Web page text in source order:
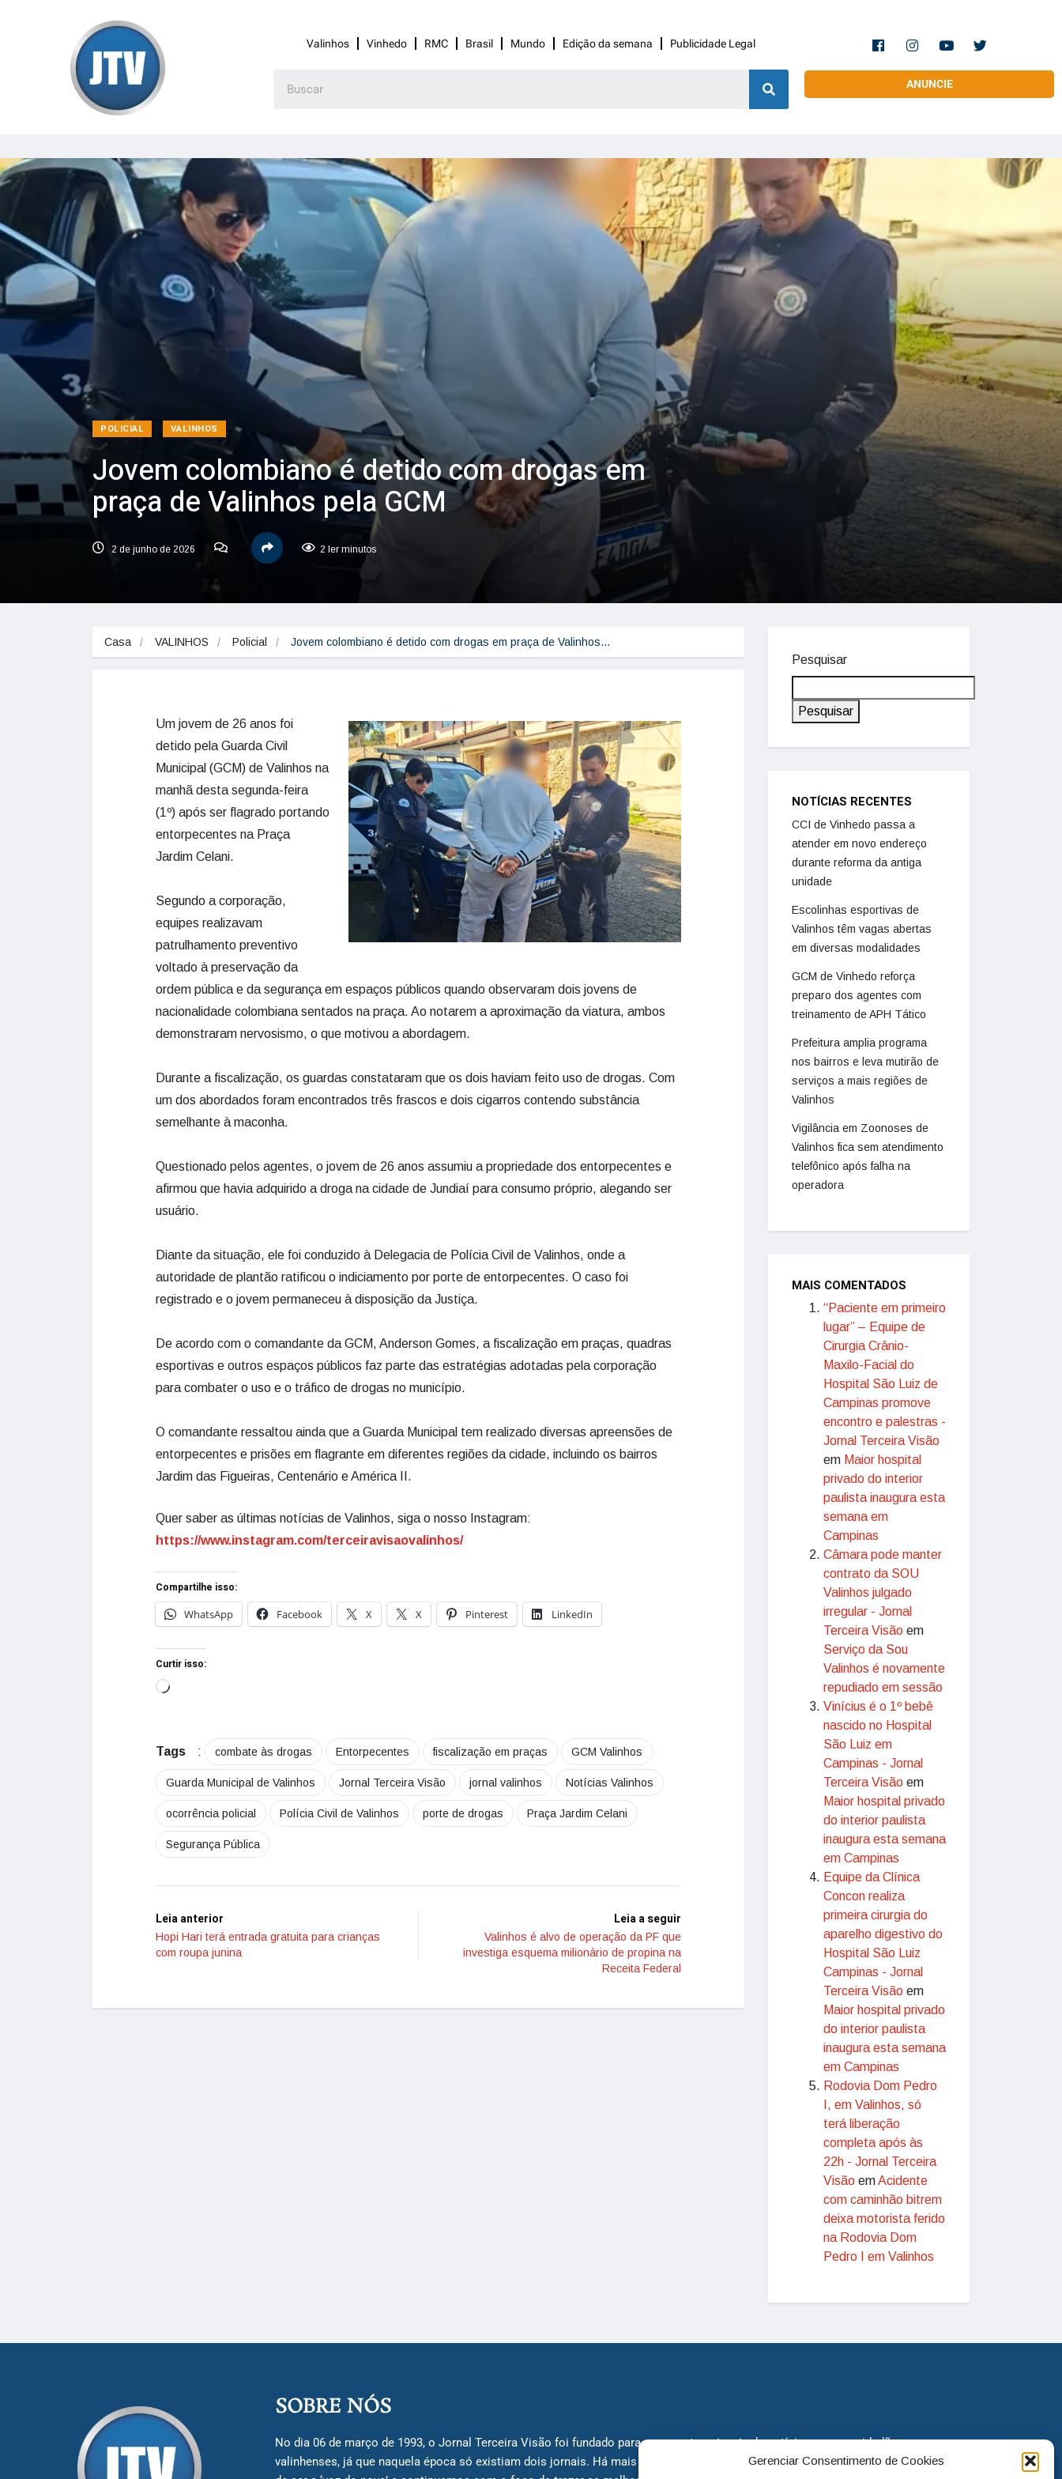
Gerenciar Consentimento de Cookies
Valinhos Vinhedo RMC Brasil Mundo Edição da semana Publicidade Legal
ANUNCIE
POLICIAL VALINHOS
Jovem colombiano é detido com drogas em
praça de Valinhos pela GCM
2 de junho de 2026 2 ler minutos
Casa VALINHOS Policial Jovem colombiano é detido com drogas em praça de Valinhos…
Um jovem de 26 anos foi
detido pela Guarda Civil
Municipal (GCM) de Valinhos na
manhã desta segunda-feira
(1º) após ser flagrado portando
entorpecentes na Praça
Jardim Celani.
Segundo a corporação,
equipes realizavam
patrulhamento preventivo
voltado à preservação da
ordem pública e da segurança em espaços públicos quando observaram dois jovens de
nacionalidade colombiana sentados na praça. Ao notarem a aproximação da viatura, ambos
demonstraram nervosismo, o que motivou a abordagem.
Durante a fiscalização, os guardas constataram que os dois haviam feito uso de drogas. Com
um dos abordados foram encontrados três frascos e dois cigarros contendo substância
semelhante à maconha.
Questionado pelos agentes, o jovem de 26 anos assumiu a propriedade dos entorpecentes e
afirmou que havia adquirido a droga na cidade de Jundiaí para consumo próprio, alegando ser
usuário.
Diante da situação, ele foi conduzido à Delegacia de Polícia Civil de Valinhos, onde a
autoridade de plantão ratificou o indiciamento por porte de entorpecentes. O caso foi
registrado e o jovem permaneceu à disposição da Justiça.
De acordo com o comandante da GCM, Anderson Gomes, a fiscalização em praças, quadras
esportivas e outros espaços públicos faz parte das estratégias adotadas pela corporação
para combater o uso e o tráfico de drogas no município.
O comandante ressaltou ainda que a Guarda Municipal tem realizado diversas apreensões de
entorpecentes e prisões em flagrante em diferentes regiões da cidade, incluindo os bairros
Jardim das Figueiras, Centenário e América II.
Quer saber as últimas notícias de Valinhos, siga o nosso Instagram:
https://www.instagram.com/terceiravisaovalinhos/
Compartilhe isso:
WhatsApp
Facebook X X Pinterest LinkedIn
Curtir isso:
Tags : combate às drogas Entorpecentes fiscalização em praças GCM Valinhos
Guarda Municipal de Valinhos Jornal Terceira Visão jornal valinhos Notícias Valinhos
ocorrência policial Polícia Civil de Valinhos porte de drogas Praça Jardim Celani
Segurança Pública
Leia anterior
Hopi Hari terá entrada gratuita para crianças
com roupa junina
Leia a seguir
Valinhos é alvo de operação da PF que
investiga esquema milionário de propina na
Receita Federal
Pesquisar
Pesquisar
NOTÍCIAS RECENTES
CCI de Vinhedo passa a
atender em novo endereço
durante reforma da antiga
unidade
Escolinhas esportivas de
Valinhos têm vagas abertas
em diversas modalidades
GCM de Vinhedo reforça
preparo dos agentes com
treinamento de APH Tático
Prefeitura amplia programa
nos bairros e leva mutirão de
serviços a mais regiões de
Valinhos
Vigilância em Zoonoses de
Valinhos fica sem atendimento
telefônico após falha na
operadora
MAIS COMENTADOS
“Paciente em primeiro
lugar” – Equipe de
Cirurgia Crânio-
Maxilo-Facial do
Hospital São Luiz de
Campinas promove
encontro e palestras -
Jornal Terceira Visão
em Maior hospital
privado do interior
paulista inaugura esta
semana em
Campinas
Câmara pode manter
contrato da SOU
Valinhos julgado
irregular - Jornal
Terceira Visão em
Serviço da Sou
Valinhos é novamente
repudiado em sessão
Vinícius é o 1º bebê
nascido no Hospital
São Luiz em
Campinas - Jornal
Terceira Visão em
Maior hospital privado
do interior paulista
inaugura esta semana
em Campinas
Equipe da Clínica
Concon realiza
primeira cirurgia do
aparelho digestivo do
Hospital São Luiz
Campinas - Jornal
Terceira Visão em
Maior hospital privado
do interior paulista
inaugura esta semana
em Campinas
Rodovia Dom Pedro
I, em Valinhos, só
terá liberação
completa após às
22h - Jornal Terceira
Visão emAcidente
com caminhão bitrem
deixa motorista ferido
na Rodovia Dom
Pedro I em Valinhos
SOBRE NÓS
No dia 06 de março de 1993, o Jornal Terceira Visão foi fundado para ser uma terceira via de notícias para os cidadãos
valinhenses, já que naquela época só existiam dois jornais. Há mais de 30 anos, o jornal continua assumindo o papel